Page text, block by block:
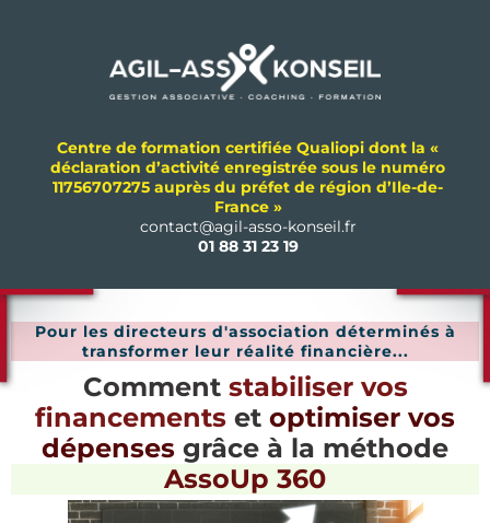
Centre de formation certifiée Qualiopi dont la «
déclaration d’activité enregistrée sous le numéro
11756707275 auprès du préfet de région d’Ile-de-
France »
contact@agil-asso-konseil.fr
01 88 31 23 19
Pour les directeurs d'association déterminés à
transformer leur réalité financière...
Comment stabiliser vos
financements et optimiser vos
dépenses grâce à la méthode
AssoUp 360